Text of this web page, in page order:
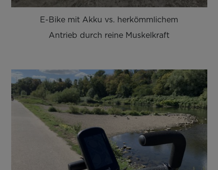
E-Bike mit Akku vs. herkömmlichem
Antrieb durch reine Muskelkraft